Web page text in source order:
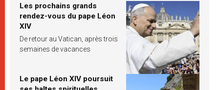
Les prochains grands
rendez-vous du pape Léon
XIV
De retour au Vatican, après trois
semaines de vacances
Le pape Léon XIV poursuit